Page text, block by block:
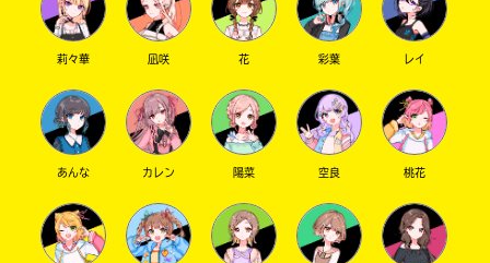
莉々華 凪咲 花 彩葉 レイ
あんな カレン 陽菜 空良 桃花